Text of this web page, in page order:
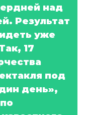
над
Результат
уже
17
под
день»,